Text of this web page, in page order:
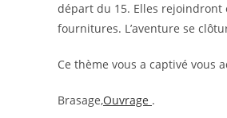
départ du 15. Elles rejoindront
fournitures. L’aventure se
Ce thème vous a captivé vous
Brasage,Ouvrage .